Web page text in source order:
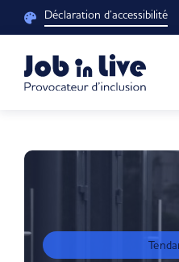
Passer
au
contenu
Déclaration d’accessibilité
Notre groupe
Découvrir nos solutions